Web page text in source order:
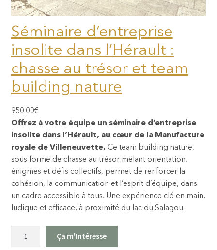
Séminaire d’entreprise
insolite dans l’Hérault :
chasse au trésor et team
building nature
950.00€
Offrez à votre équipe un séminaire d’entreprise
insolite dans l’Hérault, au cœur de la Manufacture
royale de Villeneuvette. Ce team building nature,
sous forme de chasse au trésor mêlant orientation,
énigmes et défis collectifs, permet de renforcer la
cohésion, la communication et l’esprit d’équipe, dans
un cadre accessible à tous. Une expérience clé en main,
ludique et efficace, à proximité du lac du Salagou.
Ça m'Intéresse